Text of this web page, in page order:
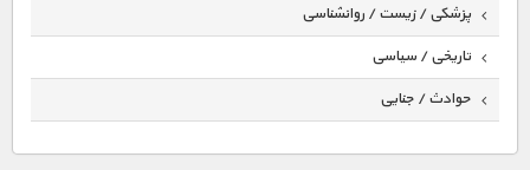
پزشکی / زیست / روانشناسی
تاریخی / سیاسی
حوادث / جنایی